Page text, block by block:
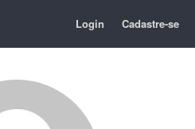
Login Cadastre-se